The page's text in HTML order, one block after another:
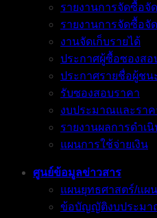
รายงานการจัดซื้อจั
รายงานการจัดซื้อจั
งานจัดเก็บรายได้
ประกาศผู้ซื้อซองสอ
ประกาศรายชื่อผู้ชน
รับซองสอบราคา
งบประมาณและราค
รายงานผลการดำเ
แผนการใช้จ่ายเงิน
ศูนย์ข้อมูลข่าวสาร
แผนยุทธศาสตร์/แ
ข้อบัญญัติงบประมา